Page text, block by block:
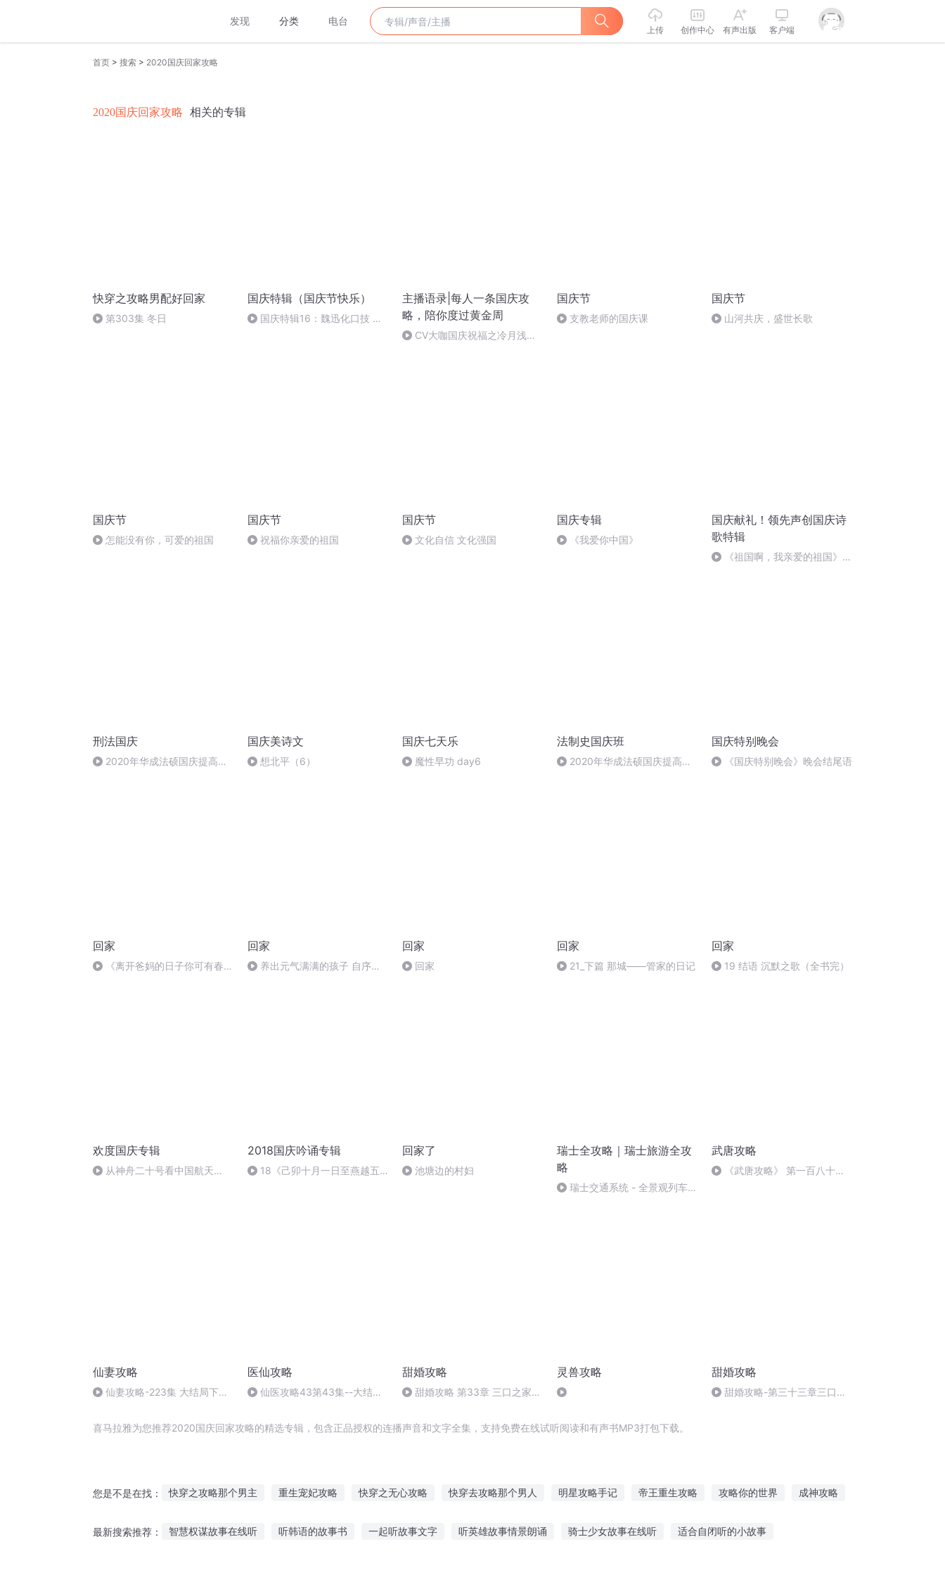
发现 分类 电台
上传 创作中心 有声出版 客户端
首页 > 搜索 > 2020国庆回家攻略
2020国庆回家攻略 相关的专辑
快穿之攻略男配好回家
第303集 冬日
国庆特辑（国庆节快乐）
国庆特辑16：魏迅化口技 二
主播语录|每人一条国庆攻
略，陪你度过黄金周
CV大咖国庆祝福之冷月浅浅
国庆节
支教老师的国庆课
国庆节
山河共庆，盛世长歌
国庆节
怎能没有你，可爱的祖国
国庆节
祝福你亲爱的祖国
国庆节
文化自信 文化强国
国庆专辑
《我爱你中国》
国庆献礼！领先声创国庆诗
歌特辑
《祖国啊，我亲爱的祖国》温
刑法国庆
2020年华成法硕国庆提高班
国庆美诗文
想北平（6）
国庆七天乐
魔性早功 day6
法制史国庆班
2020年华成法硕国庆提高班
国庆特别晚会
《国庆特别晚会》晚会结尾语
回家
《离开爸妈的日子你可有春
回家
养出元气满满的孩子 自序
回家
回家
回家
21_下篇 那城——管家的日记
回家
19 结语 沉默之歌（全书完）
欢度国庆专辑
从神舟二十号看中国航天
2018国庆吟诵专辑
18《己卯十月一日至燕越五
回家了
池塘边的村妇
瑞士全攻略｜瑞士旅游全攻
略
瑞士交通系统 - 全景观列车
武唐攻略
《武唐攻略》 第一百八十九
仙妻攻略
仙妻攻略-223集 大结局下
医仙攻略
仙医攻略43第43集--大结局-
甜婚攻略
甜婚攻略 第33章 三口之家
灵兽攻略 甜婚攻略
甜婚攻略-第三十三章三口之
喜马拉雅为您推荐2020国庆回家攻略的精选专辑，包含正品授权的连播声音和文字全集，支持免费在线试听阅读和有声书MP3打包下载。
您是不是在找： 快穿之攻略那个男主 重生宠妃攻略 快穿之无心攻略 快穿去攻略那个男人 明星攻略手记 帝王重生攻略 攻略你的世界 成神攻略
最新搜索推荐： 智慧权谋故事在线听 听韩语的故事书 一起听故事文字 听英雄故事情景朗诵 骑士少女故事在线听 适合自闭听的小故事